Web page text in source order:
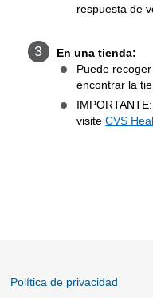
respuesta de
En una tienda:
Puede
encontrar la
visiteCVS
Política de privacidad